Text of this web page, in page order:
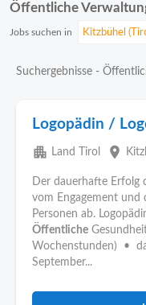
Sortieren nach
Öffentliche
Jobs suchen in
Suchergebnisse -
Logopädin /
apartment Land Tirol place
Der dauerhafte Erfolg
vom Engagement und
Personen ab.
Öffentliche
Wochenstunden) •
September...